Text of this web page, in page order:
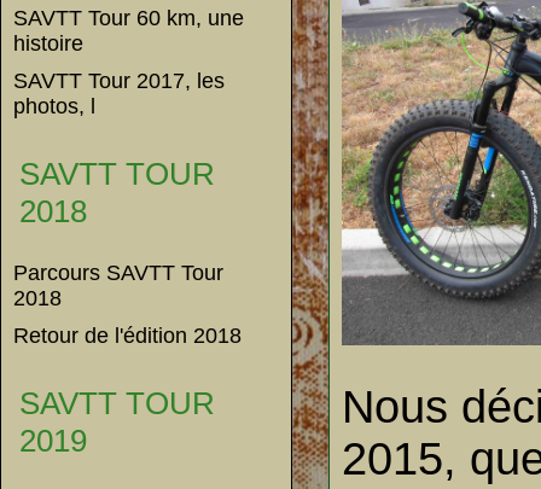
SAVTT Tour 60 km, une
histoire
SAVTT Tour 2017, les
photos, l
SAVTT TOUR
2018
Parcours SAVTT Tour
2018
Retour de l'édition 2018
SAVTT TOUR
2019
Nous
2015,